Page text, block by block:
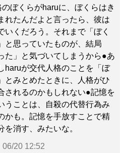
ぼくらがharuに、ぼくらはき
れたんだよと言ったら、彼は
いくだろう。それまで「ぼく
と思っていたものが、結局
た」と気づいてしまうから●あ
haruが交代人格のことを「ぼ
とみとめたときに、人格がひ
されるのかもしれない●記憶を
うことは、自殺の代替行為み
かも。記憶を手放すことで精
を消す、みたいな。
06/20 12:52